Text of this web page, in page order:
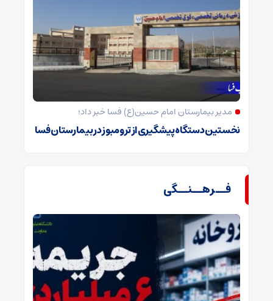
مدیر بیمارستان امام حسین(ع) فسا خبر داد؛
نخستین دستگاه پیشگیری از ترومبوز در بیمارستان فسا
فــرهــنــگی